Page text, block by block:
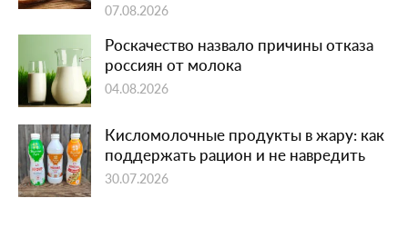
07.08.2026
Роскачество назвало причины отказа
россиян от молока
04.08.2026
Кисломолочные продукты в жару: как
поддержать рацион и не навредить
30.07.2026